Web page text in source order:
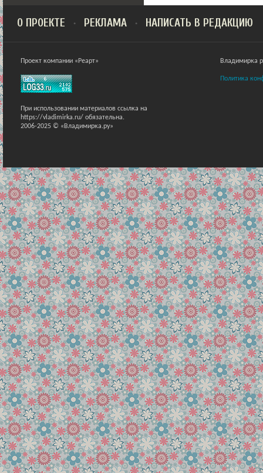
О ПРОЕКТЕ РЕКЛАМА НАПИСАТЬ В РЕДАКЦИЮ
Проект компании «Реарт»
При использовании материалов ссылка на
https://vladimirka.ru/ обязательна.
2006-2025 © «Владимирка.ру»
Владимирка
Политика